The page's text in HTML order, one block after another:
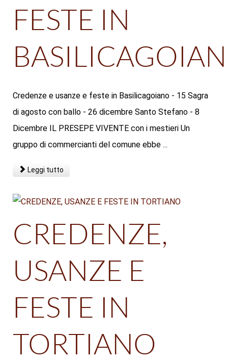
FESTE IN
Credenze e usanze e feste in Basilicagoiano - 15 Sagra
di agosto con ballo - 26 dicembre Santo Stefano - 8
Dicembre IL PRESEPE VIVENTE con i mestieri Un
gruppo di commercianti del comune ebbe ...
Leggi tutto
CREDENZE,
USANZE E
FESTE IN
TORTIANO